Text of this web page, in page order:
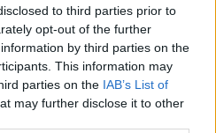
to third parties prior to
opt-out of the further
by third parties on the
This information may
parties on the IAB’s List of
may further disclose it to other
video